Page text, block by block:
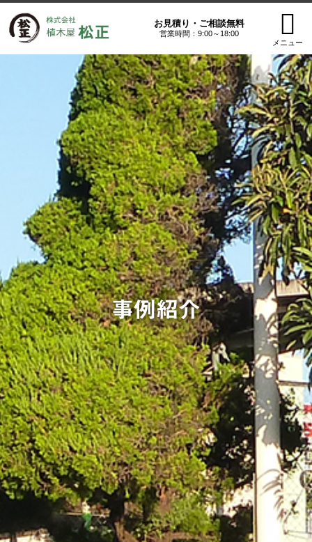
お見積り・ご相談無料
営業時間：9:00～18:00
メニュー
事例紹介